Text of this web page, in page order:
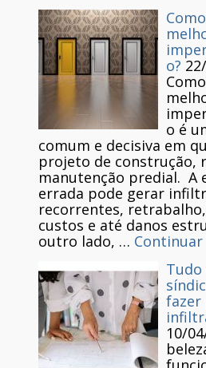
o?
o é
comum e decisiva em
projeto de construção,
manutenção predial. A
errada pode gerar
recorrentes,
custos e até danos
outro lado, … Continuar
Tudo
fazer
10/